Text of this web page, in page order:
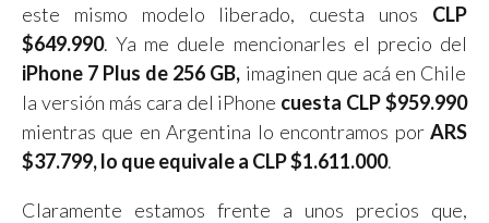
este mismo modelo liberado, cuesta unos CLP
$649.990. Ya me duele mencionarles el precio del
iPhone 7 Plus de 256 GB, imaginen que acá en Chile
la versión más cara del iPhone cuesta CLP $959.990
mientras que en Argentina lo encontramos porARS
$37.799, lo que equivale a CLP $1.611.000.
Claramente estamos frente a unos precios que,